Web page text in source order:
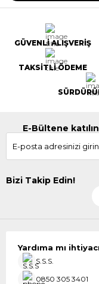
GÜVENLİ ALIŞVERİŞ
TAKSİTLİ ÖDEME
E-Bültene
Bizi Takip Edin!
Yardıma mı
S.S.S.
0850 305 3401